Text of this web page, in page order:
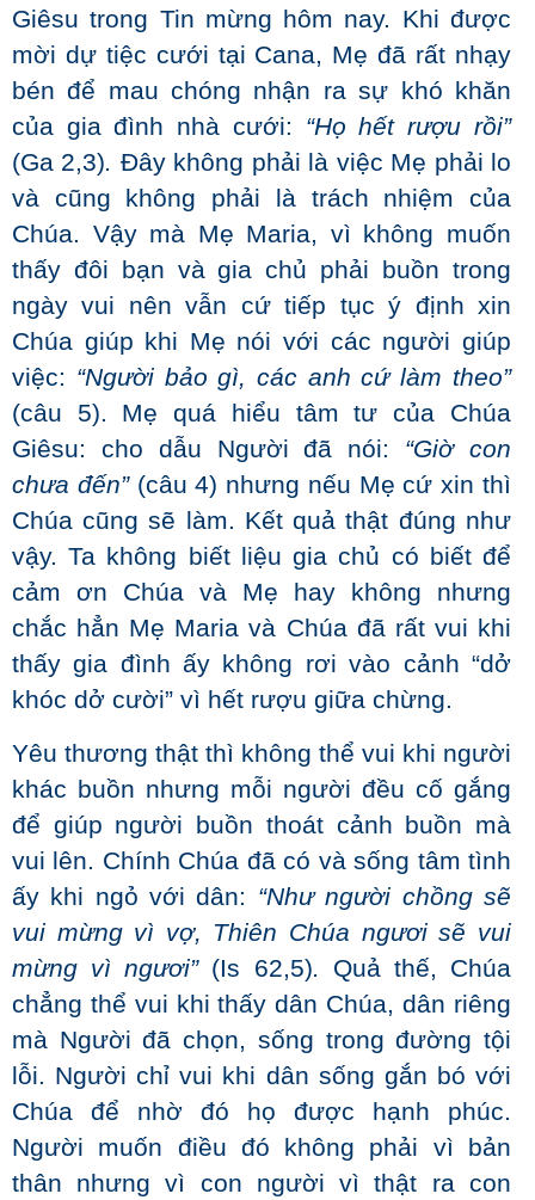
Giêsu trong Tin mừng hôm nay. Khi được
mời dự tiệc cưới tại Cana, Mẹ đã rất nhạy
bén để mau chóng nhận ra sự khó khăn
của gia đình nhà cưới: “Họ hết rượu rồi”
(Ga 2,3). Đây không phải là việc Mẹ phải lo
và cũng không phải là trách nhiệm của
Chúa. Vậy mà Mẹ Maria, vì không muốn
thấy đôi bạn và gia chủ phải buồn trong
ngày vui nên vẫn cứ tiếp tục ý định xin
Chúa giúp khi Mẹ nói với các người giúp
việc: “Người bảo gì, các anh cứ làm theo”
(câu 5). Mẹ quá hiểu tâm tư của Chúa
Giêsu: cho dẫu Người đã nói: “Giờ con
chưa đến”(câu 4) nhưng nếu Mẹ cứ xin thì
Chúa cũng sẽ làm. Kết quả thật đúng như
vậy. Ta không biết liệu gia chủ có biết để
cảm ơn Chúa và Mẹ hay không nhưng
chắc hẳn Mẹ Maria và Chúa đã rất vui khi
thấy gia đình ấy không rơi vào cảnh “dở
khóc dở cười” vì hết rượu giữa chừng.
Yêu thương thật thì không thể vui khi người
khác buồn nhưng mỗi người đều cố gắng
để giúp người buồn thoát cảnh buồn mà
vui lên. Chính Chúa đã có và sống tâm tình
ấy khi ngỏ với dân: “Như người chồng sẽ
vui mừng vì vợ, Thiên Chúa ngươi sẽ vui
mừng vì ngươi” (Is 62,5). Quả thế, Chúa
chẳng thể vui khi thấy dân Chúa, dân riêng
mà Người đã chọn, sống trong đường tội
lỗi. Người chỉ vui khi dân sống gắn bó với
Chúa để nhờ đó họ được hạnh phúc.
Người muốn điều đó không phải vì bản
thân nhưng vì con người vì thật ra con